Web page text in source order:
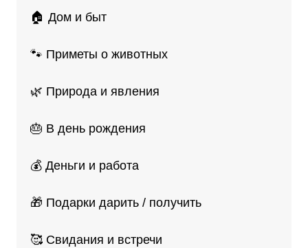
🏠 Дом и быт
🐾 Приметы о животных
🌿 Природа и явления
🎂 В день рождения
💰 Деньги и работа
🎁 Подарки дарить / получить
🥰 Свидания и встречи